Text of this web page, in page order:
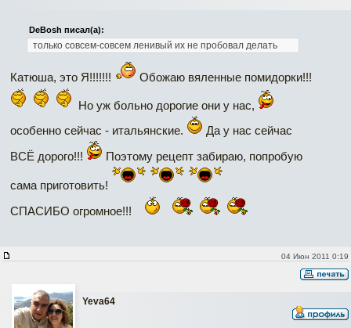
DeBosh писал(а):
только совсем-совсем ленивый их не пробовал делать
Катюша, это Я!!!!!!! Обожаю вяленные помидорки!!!
Но уж больно дорогие они у нас,
особенно сейчас - итальянские.
Да у нас сейчас
ВСЁ дорого!!!
Поэтому рецепт забираю, попробую
сама приготовить!
СПАСИБО огромное!!!
04 Июн 2011 0:19
Yeva64